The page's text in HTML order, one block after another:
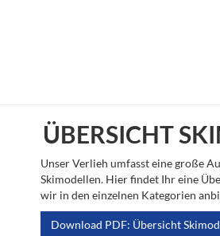
ÜBERSICHT
Unser Verlieh umfasst eine große
Skimodellen. Hier findet Ihr eine
wir in den einzelnen Kategorien
Download PDF: Übersicht